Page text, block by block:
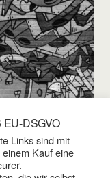
DSGVO
Links sind mit
Kauf eine